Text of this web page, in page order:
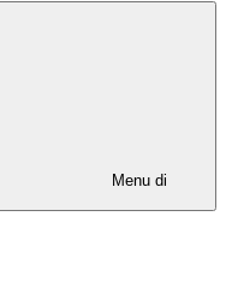
Menu di